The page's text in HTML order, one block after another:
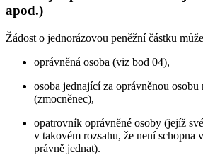
apod.)
Žádost o jednorázovou peněžní částku
oprávněná osoba (viz bod 04),
osoba jednající za oprávněnou osobu
(zmocněnec),
opatrovník oprávněné osoby (jejíž
v takovém rozsahu, že není schopna
právně jednat).